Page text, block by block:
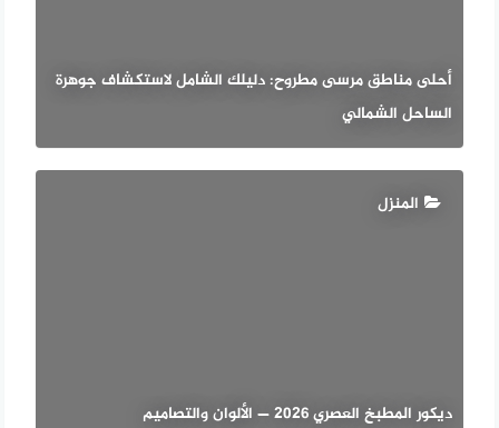
أحلى مناطق مرسى مطروح: دليلك الشامل لاستكشاف جوهرة
الساحل الشمالي
المنزل
ديكور المطبخ العصري 2026 — الألوان والتصاميم